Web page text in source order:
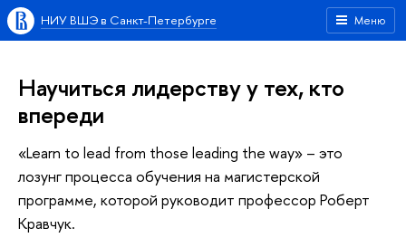
Меню
НИУ ВШЭ в Санкт-Петербурге
Научиться лидерству у тех, кто
впереди
«Learn to lead from those leading the way» – это
лозунг процесса обучения на магистерской
программе, которой руководит профессор Роберт
Кравчук.